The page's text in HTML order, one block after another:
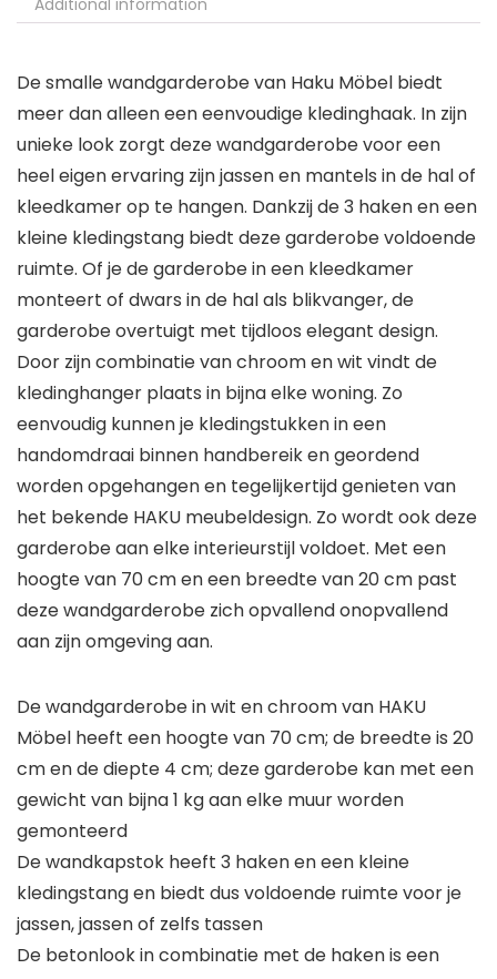
Additional information
De smalle wandgarderobe van Haku Möbel biedt
meer dan alleen een eenvoudige kledinghaak. In zijn
unieke look zorgt deze wandgarderobe voor een
heel eigen ervaring zijn jassen en mantels in de hal of
kleedkamer op te hangen. Dankzij de 3 haken en een
kleine kledingstang biedt deze garderobe voldoende
ruimte. Of je de garderobe in een kleedkamer
monteert of dwars in de hal als blikvanger, de
garderobe overtuigt met tijdloos elegant design.
Door zijn combinatie van chroom en wit vindt de
kledinghanger plaats in bijna elke woning. Zo
eenvoudig kunnen je kledingstukken in een
handomdraai binnen handbereik en geordend
worden opgehangen en tegelijkertijd genieten van
het bekende HAKU meubeldesign. Zo wordt ook deze
garderobe aan elke interieurstijl voldoet. Met een
hoogte van 70 cm en een breedte van 20 cm past
deze wandgarderobe zich opvallend onopvallend
aan zijn omgeving aan.
De wandgarderobe in wit en chroom van HAKU
Möbel heeft een hoogte van 70 cm; de breedte is 20
cm en de diepte 4 cm; deze garderobe kan met een
gewicht van bijna 1 kg aan elke muur worden
gemonteerd
De wandkapstok heeft 3 haken en een kleine
kledingstang en biedt dus voldoende ruimte voor je
jassen, jassen of zelfs tassen
De betonlook in combinatie met de haken is een